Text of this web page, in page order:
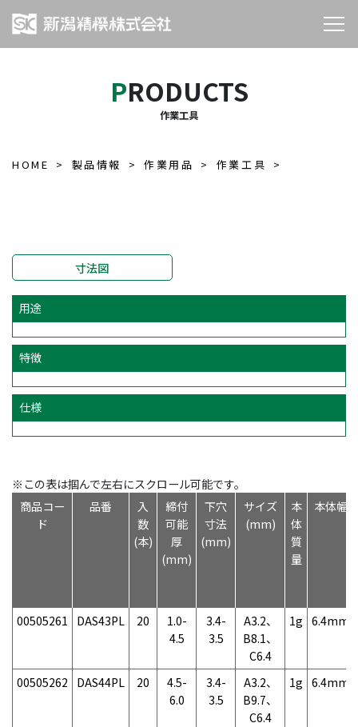
PRODUCTS
作業工具
HOME 製品情報 作業用品 作業工具
寸法図
用途
特徴
仕様
※この表は掴んで左右にスクロール可能です。
商品コー
ド
品番
入
数
(本)
締付
可能
厚
(mm)
下穴
寸法
(mm)
サイズ
(mm)
本
体
質
量
本体幅
00505261 DAS43PL 20
1.0-
4.5
3.4-
3.5
A3.2、
B8.1、
C6.4
1g 6.4mm
00505262 DAS44PL 20
4.5-
6.0
3.4-
3.5
A3.2、
B9.7、
C6.4
1g 6.4mm